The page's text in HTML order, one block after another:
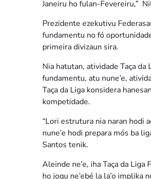
Janeiru ho fulan-Fevereiru,”
Prezidente ezekutivu
fundamentu no fó
primeira divizaun sira.
Nia hatutan, atividade Taça da
fundamentu, atu nune’e,
Taça da Liga konsidera
kompetidade.
“Lori estrutura nia naran hodi
nune’e hodi prepara mós ba
Santos tenik.
Aleinde ne’e, iha Taça da
ho jogu ne’ebé la la’o implika